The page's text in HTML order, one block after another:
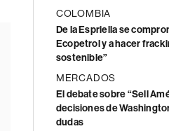
COLOMBIA
De la Espriella se
Ecopetrol y a hacer
sostenible”
MERCADOS
El debate sobre “Sell
decisiones de
dudas